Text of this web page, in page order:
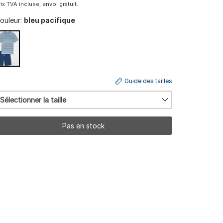
TVA incluse, envoi gratuit.
bleu pacifique
Sélectionner la taille
Guide des tailles
Pas en stock